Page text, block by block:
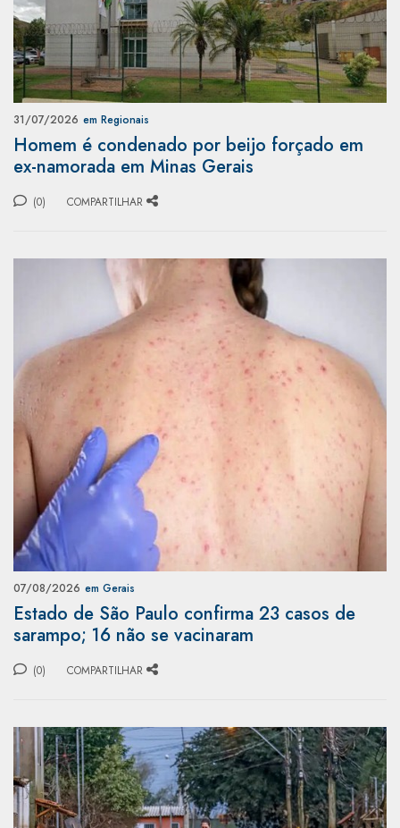
31/07/2026 em Regionais
Homem é condenado por beijo forçado em
ex-namorada em Minas Gerais
(0) COMPARTILHAR
07/08/2026 em Gerais
Estado de São Paulo confirma 23 casos de
sarampo; 16 não se vacinaram
(0) COMPARTILHAR